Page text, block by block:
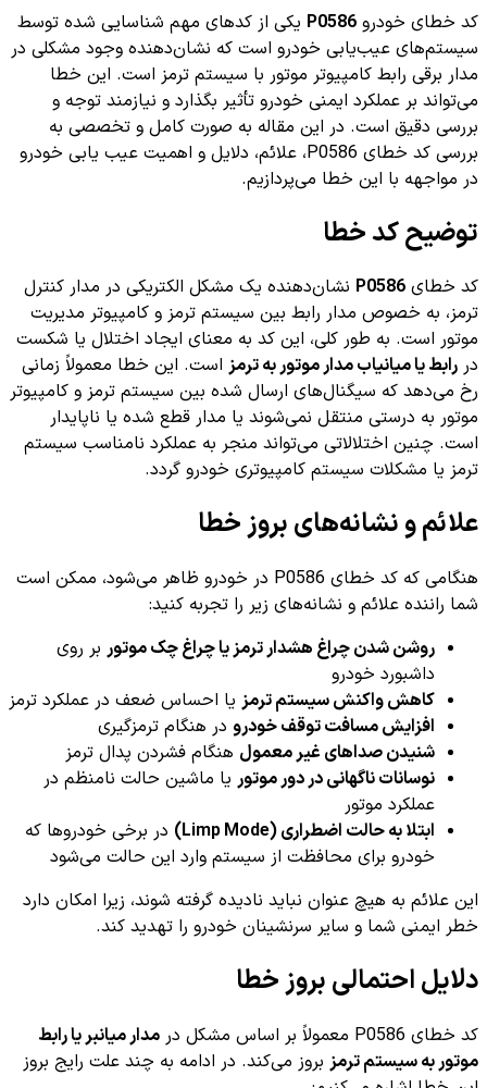
کد خطای خودرو P0586 یکی از کدهای مهم شناسایی شده توسط
سیستم‌های عیب‌یابی خودرو است که نشان‌دهنده وجود مشکلی در
مدار برقی رابط کامپیوتر موتور با سیستم ترمز است. این خطا
می‌تواند بر عملکرد ایمنی خودرو تأثیر بگذارد و نیازمند توجه و
بررسی دقیق است. در این مقاله به صورت کامل و تخصصی به
بررسی کد خطای P0586، علائم، دلایل و اهمیت عیب یابی خودرو
در مواجهه با این خطا می‌پردازیم.
توضیح کد خطا
کد خطای P0586 نشان‌دهنده یک مشکل الکتریکی در مدار کنترل
ترمز، به خصوص مدار رابط بین سیستم ترمز و کامپیوتر مدیریت
موتور است. به طور کلی، این کد به معنای ایجاد اختلال یا شکست
در رابط یا میانیاب مدار موتور به ترمز است. این خطا معمولاً زمانی
رخ می‌دهد که سیگنال‌های ارسال شده بین سیستم ترمز و کامپیوتر
موتور به درستی منتقل نمی‌شوند یا مدار قطع شده یا ناپایدار
است. چنین اختلالاتی می‌تواند منجر به عملکرد نامناسب سیستم
ترمز یا مشکلات سیستم کامپیوتری خودرو گردد.
علائم و نشانه‌های بروز خطا
هنگامی که کد خطای P0586 در خودرو ظاهر می‌شود، ممکن است
شما راننده علائم و نشانه‌های زیر را تجربه کنید:
روشن شدن چراغ هشدار ترمز یا چراغ چک موتور بر روی
داشبورد خودرو
کاهش واکنش سیستم ترمز یا احساس ضعف در عملکرد ترمز
افزایش مسافت توقف خودرو در هنگام ترمزگیری
شنیدن صداهای غیر معمول هنگام فشردن پدال ترمز
نوسانات ناگهانی در دور موتور یا ماشین حالت نامنظم در
عملکرد موتور
ابتلا به حالت اضطراری (Limp Mode)
در برخی خودروها که
خودرو برای محافظت از سیستم وارد این حالت می‌شود
این علائم به هیچ عنوان نباید نادیده گرفته شوند، زیرا امکان دارد
خطر ایمنی شما و سایر سرنشینان خودرو را تهدید کند.
دلایل احتمالی بروز خطا
کد خطای P0586 معمولاً بر اساس مشکل در
مدار میانبر یا رابط
موتور به سیستم ترمز بروز می‌کند. در ادامه به چند علت رایج بروز